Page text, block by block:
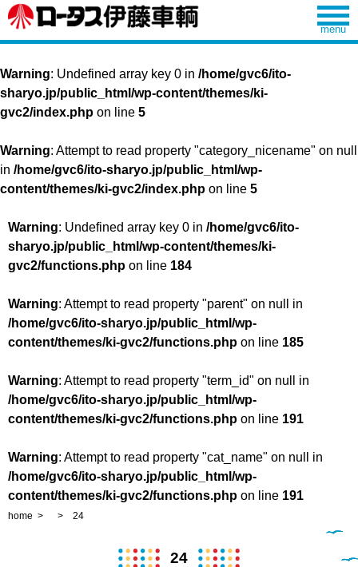
Warning: Undefined array key 0 in /home/gvc6/ito-
sharyo.jp/public_html/wp-content/themes/ki-
gvc2/index.php on line 5
Warning: Attempt to read property "category_nicename" on null
in /home/gvc6/ito-sharyo.jp/public_html/wp-
content/themes/ki-gvc2/index.php on line 5
Warning: Undefined array key 0 in /home/gvc6/ito-
sharyo.jp/public_html/wp-content/themes/ki-
gvc2/functions.php on line 184
Warning: Attempt to read property "parent" on null in
/home/gvc6/ito-sharyo.jp/public_html/wp-
content/themes/ki-gvc2/functions.php on line 185
Warning: Attempt to read property "term_id" on null in
/home/gvc6/ito-sharyo.jp/public_html/wp-
content/themes/ki-gvc2/functions.php on line 191
Warning: Attempt to read property "cat_name" on null in
/home/gvc6/ito-sharyo.jp/public_html/wp-
content/themes/ki-gvc2/functions.php on line 191
home 24
24